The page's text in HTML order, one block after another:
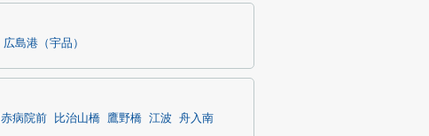
広島港（宇品）
赤病院前 比治山橋 鷹野橋 江波
舟入南